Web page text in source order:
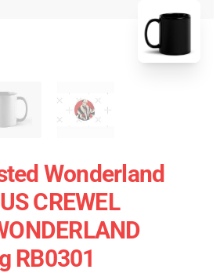
Wonderland
CREWEL
RB0301